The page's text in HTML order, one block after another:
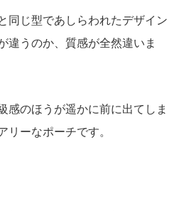
同じ型であしらわれたデザイン
違うのか、質感が全然違いま
感のほうが遥かに前に出てしま
リーなポーチです。